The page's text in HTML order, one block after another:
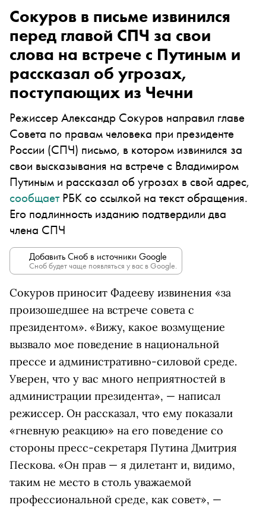
Сокуров в письме извинился
перед главой СПЧ за свои
слова на встрече с Путиным и
рассказал об угрозах,
поступающих из Чечни
Режиссер Александр Сокуров направил главе
Совета по правам человека при президенте
России (СПЧ) письмо, в котором извинился за
свои высказывания на встрече с Владимиром
Путиным и рассказал об угрозах в свой адрес,
сообщаетРБК со ссылкой на текст обращения.
Его подлинность изданию подтвердили два
члена СПЧ
Добавить Сноб в источники Google
Сноб будет чаще появляться у вас в Google.
Сокуров приносит Фадееву извинения «за
произошедшее на встрече совета с
президентом». «Вижу, какое возмущение
вызвало мое поведение в национальной
прессе и административно-силовой среде.
Уверен, что у вас много неприятностей в
администрации президента», — написал
режиссер. Он рассказал, что ему показали
«гневную реакцию» на его поведение со
стороны пресс-секретаря Путина Дмитрия
Пескова. «Он прав — я дилетант и, видимо,
таким не место в столь уважаемой
профессиональной среде, как совет», —